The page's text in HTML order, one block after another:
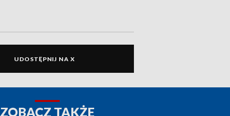
UDOSTĘPNIJ NA X
ZOBACZ TAKŻE